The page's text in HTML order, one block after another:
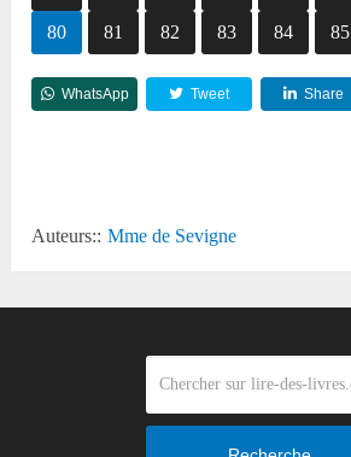
80 81 82 83 84 85
WhatsApp Tweet Share
Auteurs:: Mme de Sevigne